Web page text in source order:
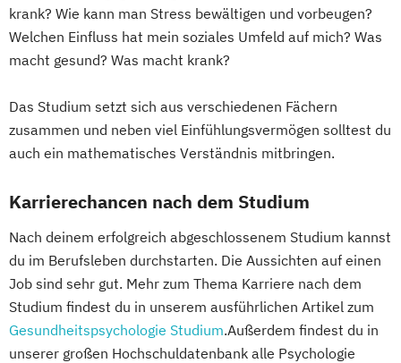
krank? Wie kann man Stress bewältigen und vorbeugen?
Welchen Einfluss hat mein soziales Umfeld auf mich? Was
macht gesund? Was macht krank?
Das Studium setzt sich aus verschiedenen Fächern
zusammen und neben viel Einfühlungsvermögen solltest du
auch ein mathematisches Verständnis mitbringen.
Karrierechancen nach dem Studium
Nach deinem erfolgreich abgeschlossenem Studium kannst
du im Berufsleben durchstarten. Die Aussichten auf einen
Job sind sehr gut. Mehr zum Thema Karriere nach dem
Studium findest du in unserem ausführlichen Artikel zum
Gesundheitspsychologie Studium.Außerdem findest du in
unserer großen Hochschuldatenbank alle Psychologie